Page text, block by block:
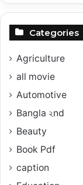
Categories
Agriculture
all movie
Automotive
Bangla ২nd
Beauty
Book Pdf
caption